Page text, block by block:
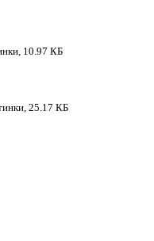
10.97 КБ
25.17 КБ